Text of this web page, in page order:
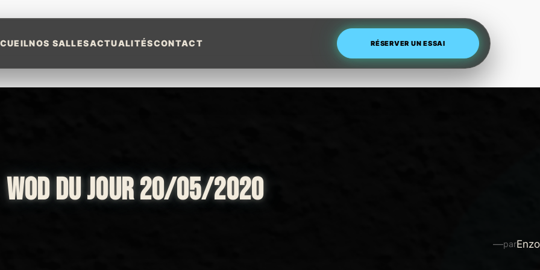
NOS SALLESACTUALITÉSCONTACT RÉSERVER UN ESSAI
WOD DU JOUR 20/05/2020
—parEnzo